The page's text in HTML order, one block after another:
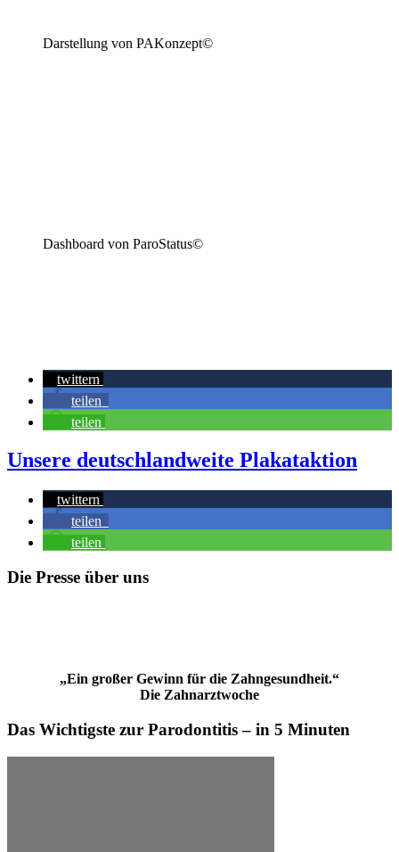
Darstellung von PAKonzept©
Dashboard von ParoStatus©
twittern
teilen
teilen
Unsere deutschlandweite Plakataktion
twittern
teilen
teilen
Die Presse über uns
„Ein großer Gewinn für die Zahngesundheit.“
Die Zahnarztwoche
Das Wichtigste zur Parodontitis – in 5 Minuten